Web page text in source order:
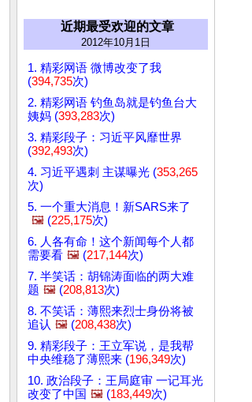
近期最受欢迎的文章
2012年10月1日
1. 精彩网语 微博改变了我
(394,735次)
2. 精彩网语 钓鱼岛就是钓鱼台大
姨妈 (393,283次)
3. 精彩段子：习近平风靡世界
(392,493次)
4. 习近平遇刺 主谋曝光 (353,265
次)
5. 一个重大消息！新SARS来了
🖼️ (225,175次)
6. 人各有命！这个新闻每个人都
需要看 🖼️ (217,144次)
7. 半笑话：胡锦涛面临的两大难
题 🖼️ (208,813次)
8. 不笑话：薄熙来烈士身份将被
追认 🖼️ (208,438次)
9. 精彩段子：王立军说，是我帮
中央维稳了薄熙来 (196,349次)
10. 政治段子：王局庭审 一记耳光
改变了中国 🖼️ (183,449次)